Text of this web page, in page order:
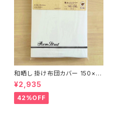
和晒し 掛け布団カバー 150×21
0cm
¥2,935
42%OFF